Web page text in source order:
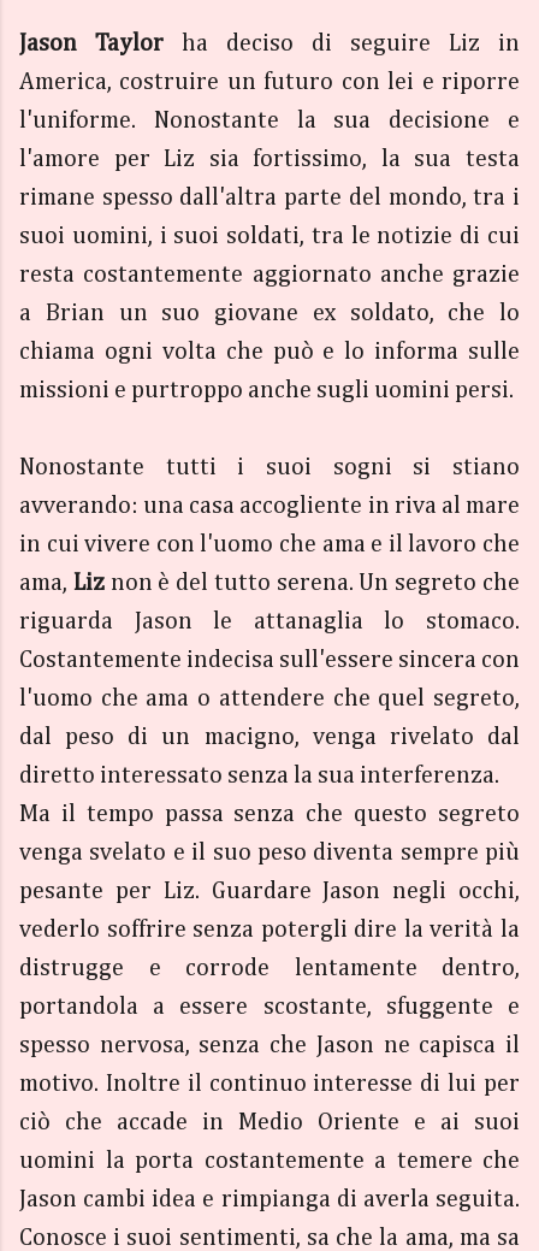
Jason Taylor ha deciso di seguire Liz in
America, costruire un futuro con lei e riporre
l'uniforme. Nonostante la sua decisione e
l'amore per Liz sia fortissimo, la sua testa
rimane spesso dall'altra parte del mondo, tra i
suoi uomini, i suoi soldati, tra le notizie di cui
resta costantemente aggiornato anche grazie
a Brian un suo giovane ex soldato, che lo
chiama ogni volta che può e lo informa sulle
missioni e purtroppo anche sugli uomini persi.
Nonostante tutti i suoi sogni si stiano
avverando: una casa accogliente in riva al mare
in cui vivere con l'uomo che ama e il lavoro che
ama, Liz non è del tutto serena. Un segreto che
riguarda Jason le attanaglia lo stomaco.
Costantemente indecisa sull'essere sincera con
l'uomo che ama o attendere che quel segreto,
dal peso di un macigno, venga rivelato dal
diretto interessato senza la sua interferenza.
Ma il tempo passa senza che questo segreto
venga svelato e il suo peso diventa sempre più
pesante per Liz. Guardare Jason negli occhi,
vederlo soffrire senza potergli dire la verità la
distrugge e corrode lentamente dentro,
portandola a essere scostante, sfuggente e
spesso nervosa, senza che Jason ne capisca il
motivo. Inoltre il continuo interesse di lui per
ciò che accade in Medio Oriente e ai suoi
uomini la porta costantemente a temere che
Jason cambi idea e rimpianga di averla seguita.
Conosce i suoi sentimenti, sa che la ama, ma sa